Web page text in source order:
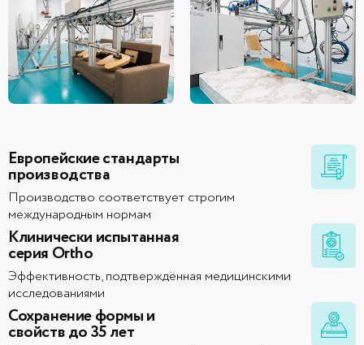
Европейские стандарты
производства
Производство соответствует строгим
международным нормам
Клинически испытанная
серия Ortho
Эффективность, подтверждённая медицинскими
исследованиями
Сохранение формы и
свойств до 35 лет